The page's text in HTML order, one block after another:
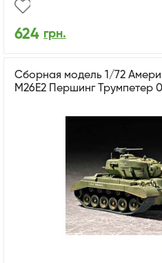
624 грн.
Сборная модель 1/72
M26E2 Першинг Трумпетер